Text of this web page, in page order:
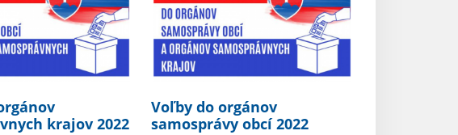
krajov 2022
Voľby do orgánov
samosprávy obcí 2022